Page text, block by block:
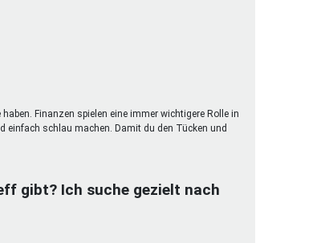
Finanzen spielen eine immer wichtigere Rolle in
einfach schlau machen. Damit du den Tücken und
gibt? Ich suche gezielt nach